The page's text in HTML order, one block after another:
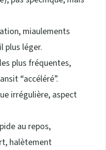
miaulements
plus léger.
plus fréquentes,
“accéléré”.
irrégulière, aspect
au repos,
halètement